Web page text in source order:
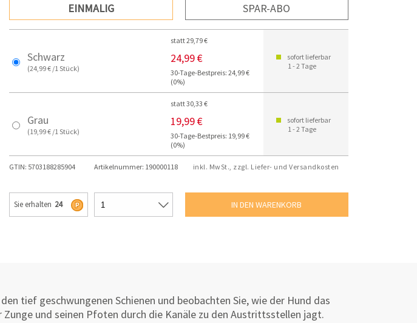
EINMALIG SPAR-ABO
Schwarz
(24,99 € /1 Stück)
statt 29,79 €
24,99 €
30-Tage-Bestpreis: 24,99 €
(0%)
sofort lieferbar
1 - 2 Tage
Grau
(19,99 € /1 Stück)
statt 30,33 €
19,99 €
30-Tage-Bestpreis: 19,99 €
(0%)
sofort lieferbar
1 - 2 Tage
GTIN: 5703188285904 Artikelnummer: 190000118 inkl. MwSt., zzgl. Liefer- und Versandkosten
Sie erhalten 24
tief geschwungenen Schienen und beobachten Sie, wie der Hund das
und seinen Pfoten durch die Kanäle zu den Austrittsstellen jagt.